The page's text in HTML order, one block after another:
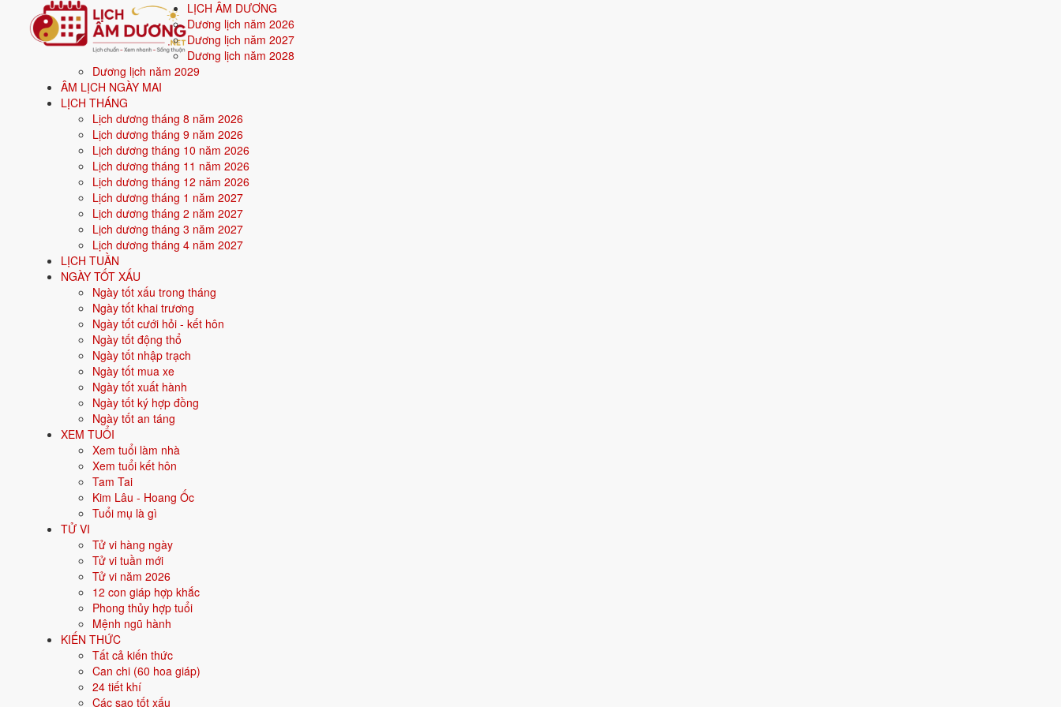
LỊCH ÂM DƯƠNG
Dương lịch năm 2026
Dương lịch năm 2027
Dương lịch năm 2028
Dương lịch năm 2029
ÂM LỊCH NGÀY MAI
LỊCH THÁNG
Lịch dương tháng 8 năm 2026
Lịch dương tháng 9 năm 2026
Lịch dương tháng 10 năm 2026
Lịch dương tháng 11 năm 2026
Lịch dương tháng 12 năm 2026
Lịch dương tháng 1 năm 2027
Lịch dương tháng 2 năm 2027
Lịch dương tháng 3 năm 2027
Lịch dương tháng 4 năm 2027
LỊCH TUẦN
NGÀY TỐT XẤU
Ngày tốt xấu trong tháng
Ngày tốt khai trương
Ngày tốt cưới hỏi - kết hôn
Ngày tốt động thổ
Ngày tốt nhập trạch
Ngày tốt mua xe
Ngày tốt xuất hành
Ngày tốt ký hợp đồng
Ngày tốt an táng
XEM TUỔI
Xem tuổi làm nhà
Xem tuổi kết hôn
Tam Tai
Kim Lâu - Hoang Ốc
Tuổi mụ là gì
TỬ VI
Tử vi hàng ngày
Tử vi tuần mới
Tử vi năm 2026
12 con giáp hợp khắc
Phong thủy hợp tuổi
Mệnh ngũ hành
KIẾN THỨC
Tất cả kiến thức
Can chi (60 hoa giáp)
24 tiết khí
Các sao tốt xấu
Trang chủ
Mệnh ngũ hành
Sinh năm 1979
🔥 Sinh năm1979mệnh gì? Kỷ Mùi Thiên Thượng Hỏa - mệnh Hỏa
Người sinh năm 1979là tuổi
Sinh năm 1979(Kỷ Mùi, con Dê) thuộc mệnh
Màu hợp:Đỏ, Hồng, Cam, Tím. Hướng hợp:
Vận khí khi sinh:Vận 6 Lục Bạch Kim (1964-1983) - Quyền lực, công nghiệp.
2026 :48 tuổi mụ, năm Bính Ngọ - Lục hợp.
Sinh năm 1979 là tuổi gì, mệnh gì?
Người sinh năm1979là tuổiKỷ Mùi
Năm sinh dương lịch
Mệnh ngũ hành
Hành tương sinh
Hành tương khắc
Tuổi năm 2026